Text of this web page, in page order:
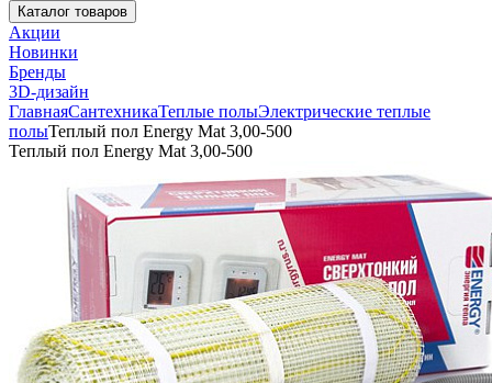
Каталог товаров
Акции
Новинки
Бренды
3D-дизайн
ГлавнаяСантехникаТеплые полыЭлектрические теплые
полыТеплый пол Energy Mat 3,00-500
Теплый пол Energy Mat 3,00-500